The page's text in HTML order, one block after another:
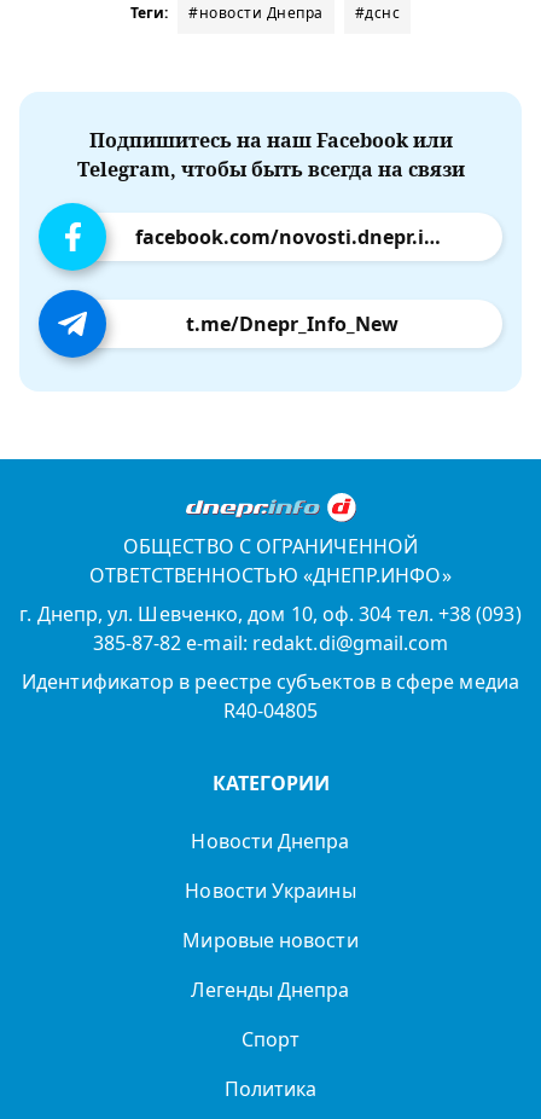
Теги: #новости Днепра #дснс
Подпишитесь на наш Facebook или
Telegram, чтобы быть всегда на связи
facebook.com/novosti.dnepr.info
t.me/Dnepr_Info_New
ОБЩЕСТВО С ОГРАНИЧЕННОЙ
ОТВЕТСТВЕННОСТЬЮ «ДНЕПР.ИНФО»
г. Днепр, ул. Шевченко, дом 10, оф. 304 тел. +38 (093)
385-87-82 e-mail: redakt.di@gmail.com
Идентификатор в реестре субъектов в сфере медиа
R40-04805
КАТЕГОРИИ
Новости Днепра
Новости Украины
Мировые новости
Легенды Днепра
Спорт
Политика